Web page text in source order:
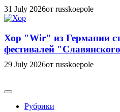
31 July 2026от russkoepole
Хор "Wir" из Германии
фестивалей
29 July 2026от russkoepole
Рубрики